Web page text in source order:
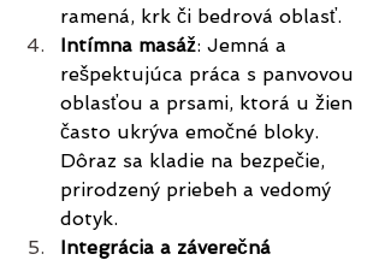
ramená, krk či bedrová oblasť.
Intímna masáž: Jemná a
rešpektujúca práca s panvovou
oblasťou a prsami, ktorá u žien
často ukrýva emočné bloky.
Dôraz sa kladie na bezpečie,
prirodzený priebeh a vedomý
dotyk.
Integrácia a záverečná